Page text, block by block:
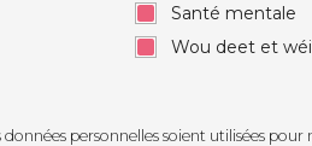
Santé mentale
Wou deet et
personnelles soient utilisées